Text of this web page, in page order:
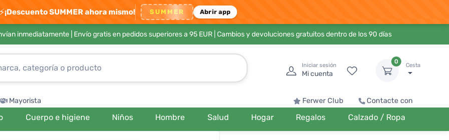
⚡¡Descuento SUMMER ahora mismo! SUMMER Abrir app
inmediatamente | Envío gratis en pedidos superiores a 95 EUR| Cambios y devoluciones gratuitos dentro de los 90 días
Iniciar sesión
Mi cuenta
0
Cesta
Mayorista Ferwer Club Contacte con
Cuerpo e higiene Niños Hombre Salud Hogar Regalos Calzado / Ropa